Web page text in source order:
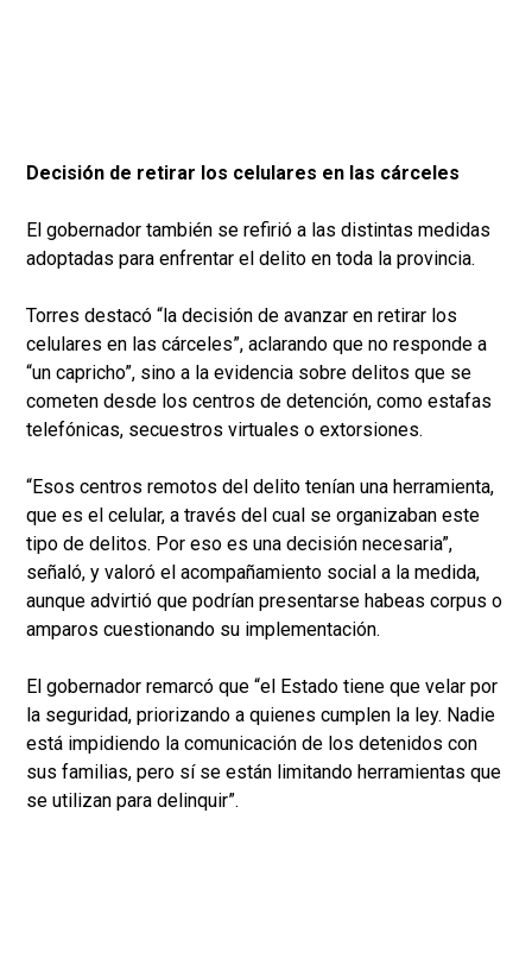
Decisión de retirar los celulares en las cárceles
El gobernador también se refirió a las distintas medidas
adoptadas para enfrentar el delito en toda la provincia.
Torres destacó “la decisión de avanzar en retirar los
celulares en las cárceles”, aclarando que no responde a
“un capricho”, sino a la evidencia sobre delitos que se
cometen desde los centros de detención, como estafas
telefónicas, secuestros virtuales o extorsiones.
“Esos centros remotos del delito tenían una herramienta,
que es el celular, a través del cual se organizaban este
tipo de delitos. Por eso es una decisión necesaria”,
señaló, y valoró el acompañamiento social a la medida,
aunque advirtió que podrían presentarse habeas corpus o
amparos cuestionando su implementación.
El gobernador remarcó que “el Estado tiene que velar por
la seguridad, priorizando a quienes cumplen la ley. Nadie
está impidiendo la comunicación de los detenidos con
sus familias, pero sí se están limitando herramientas que
se utilizan para delinquir”.